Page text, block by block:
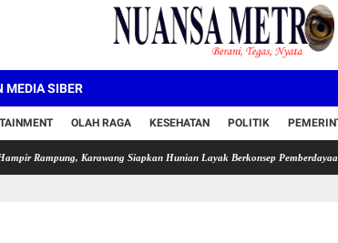
MEDIA SIBER
OLAH RAGA KESEHATAN POLITIK
Karawang Siapkan Hunian Layak Berkonsep Pemberdayaan